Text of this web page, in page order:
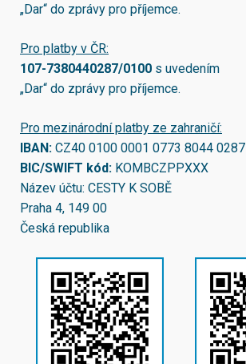
„Dar“ do zprávy pro příjemce.
Pro platby v ČR:
107-7380440287/0100 s uvedením
„Dar“ do zprávy pro příjemce.
Pro mezinárodní platby ze zahraničí:
IBAN: CZ40 0100 0001 0773 8044 0287
BIC/SWIFT kód: KOMBCZPPXXX
Název účtu: CESTY K SOBĚ
Praha 4, 149 00
Česká republika